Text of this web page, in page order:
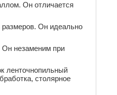
Он отличается
размеров. Он идеально
Он незаменим при
ленточнопильный
столярное